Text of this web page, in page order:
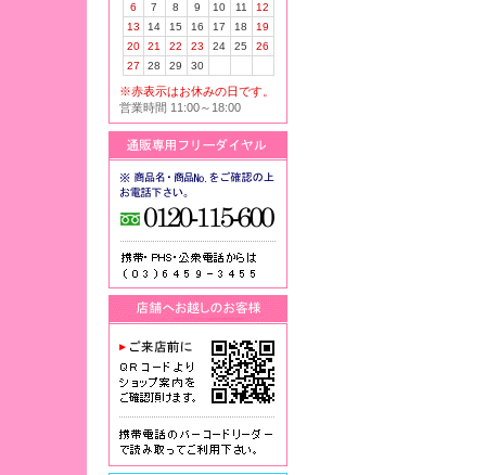
6
7 8 9 10 11
12
13
14 15 16 17 18
19
20
21 22 23 24 25
26
27
28 29 30
※赤表示はお休みの日です。
営業時間 11:00～18:00